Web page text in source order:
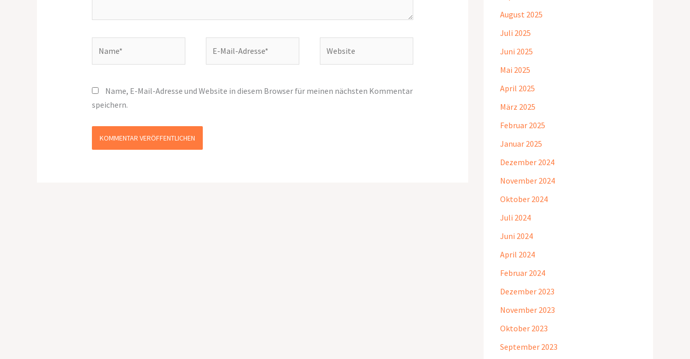
Mail-
Name, E-Mail-Adresse und Website in diesem Browser für meinen nächsten Kommentar
speichern.
August 2025
Juli 2025
Juni 2025
Mai 2025
April 2025
März 2025
Februar 2025
Januar 2025
Dezember 2024
November 2024
Oktober 2024
Juli 2024
Juni 2024
April 2024
Februar 2024
Dezember 2023
November 2023
Oktober 2023
September 2023